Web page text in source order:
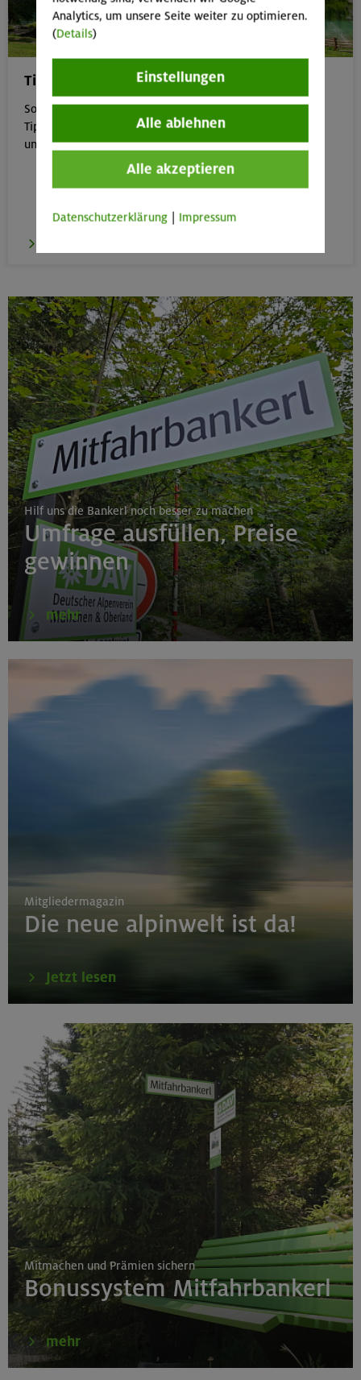
Tipps für Bergtouren im Sommer
Sommer in den Bergen genießen – aber sicher: Unsere
Tipps zu Hitze, Gewitter & Co. helfen dir, entspannt
unterwegs zu bleiben.
Hilf uns die Bankerl noch besser zu machen
Umfrage ausfüllen, Preise
gewinnen
mehr
Mitgliedermagazin
Die neue alpinwelt ist da!
Jetzt lesen
Mitmachen und Prämien sichern
Bonussystem Mitfahrbankerl
mehr
Analytics, um unsere Seite weiter zu optimieren.
(Details)
Einstellungen
Alle ablehnen
Alle akzeptieren
Datenschutzerklärung Impressum